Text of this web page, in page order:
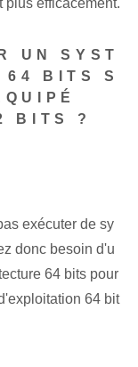
plus efficacement.
UN SYST
64 BITS S
BITS ?
exécuter de sy
donc besoin d'u
64 bits pour
64 bit